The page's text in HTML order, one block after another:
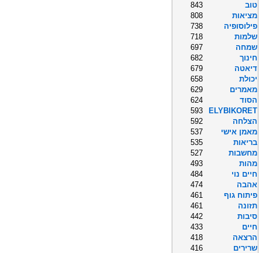
טוב
843
מציאות
808
פילוסופיה
738
שלמות
718
שמחה
697
חינוך
682
דיאטה
679
יכולת
658
מאמרים
629
הסוד
624
ELYBIKORET
593
הצלחה
592
מאמן אישי
537
בריאות
535
מחשבות
527
מהות
493
חיים נוי
484
אהבה
474
פיתוח גוף
461
תזונה
461
סיבות
442
חיים
433
הרצאה
418
שרירים
416